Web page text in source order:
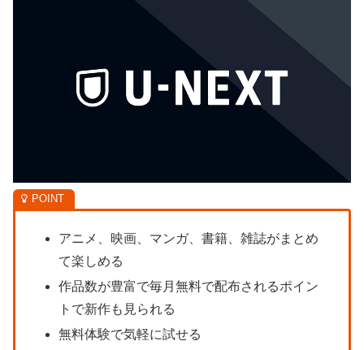
アニメ、映画、マンガ、書籍、雑誌がまとめ
て楽しめる
作品数が豊富で毎月無料で配布されるポイン
トで新作も見られる
無料体験で気軽に試せる